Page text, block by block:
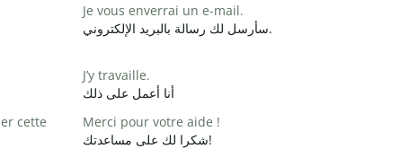
Je vous enverrai un e-mail.
سأرسل لك رسالة بالبريد الإلكتروني.
J’y travaille.
أنا أعمل على ذلك
cette
Merci pour votre aide !
شكرا لك على مساعدتك!